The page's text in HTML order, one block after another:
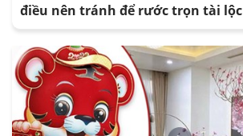
điều nên tránh để rước trọn tài lộc